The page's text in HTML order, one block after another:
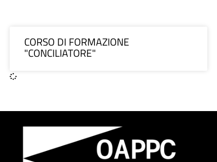
CORSO DI FORMAZIONE
"CONCILIATORE"